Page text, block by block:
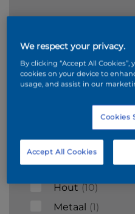
Baksteen
5
Cement
Gipsplaat
Hout 10
Metaal 1
We respect your privacy.
By clicking “Accept All
cookies on your device to
usage, and assist in our
Cookies
Accept All Cookies